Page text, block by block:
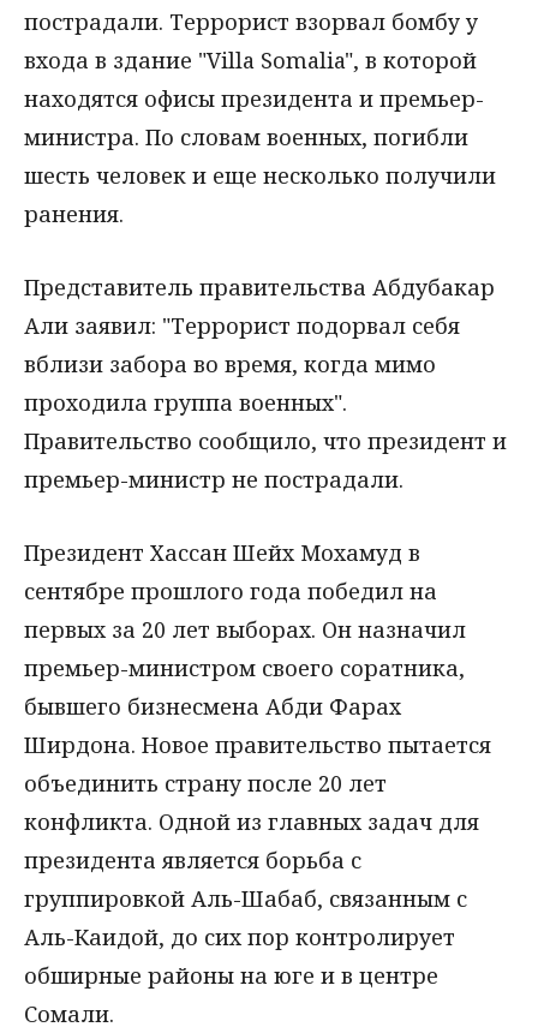
пострадали. Террорист взорвал бомбу у
входа в здание "Villa Somalia", в которой
находятся офисы президента и премьер-
министра. По словам военных, погибли
шесть человек и еще несколько получили
ранения.
Представитель правительства Абдубакар
Али заявил: "Террорист подорвал себя
вблизи забора во время, когда мимо
проходила группа военных".
Правительство сообщило, что президент и
премьер-министр не пострадали.
Президент Хассан Шейх Мохамуд в
сентябре прошлого года победил на
первых за 20 лет выборах. Он назначил
премьер-министром своего соратника,
бывшего бизнесмена Абди Фарах
Ширдона. Новое правительство пытается
объединить страну после 20 лет
конфликта. Одной из главных задач для
президента является борьба с
группировкой Аль-Шабаб, связанным с
Аль-Каидой, до сих пор контролирует
обширные районы на юге и в центре
Сомали.